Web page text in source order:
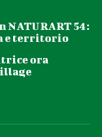
NATURART 54:
e territorio
ora